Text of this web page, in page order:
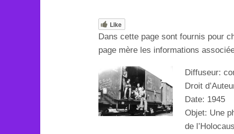
Like
Dans cette page sont fournis pour
page mère les informations
Diffuseur:
Droit
Date: 1945
Objet: Une
de